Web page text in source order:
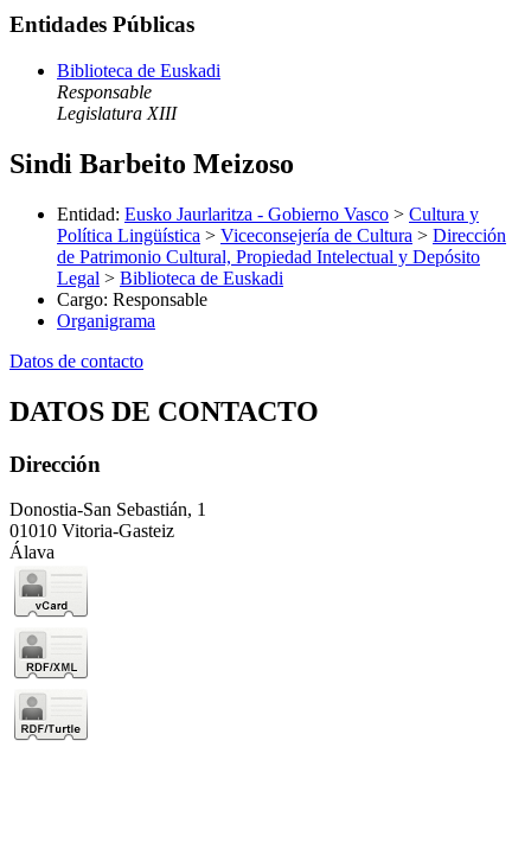
Entidades Públicas
Biblioteca de Euskadi
Responsable
Legislatura XIII
Sindi Barbeito Meizoso
Entidad: Eusko Jaurlaritza - Gobierno Vasco > Cultura y
Política Lingüística > Viceconsejería de Cultura > Dirección
de Patrimonio Cultural, Propiedad Intelectual y Depósito
Legal > Biblioteca de Euskadi
Cargo: Responsable
Organigrama
Datos de contacto
DATOS DE CONTACTO
Dirección
Donostia-San Sebastián, 1
01010 Vitoria-Gasteiz
Álava